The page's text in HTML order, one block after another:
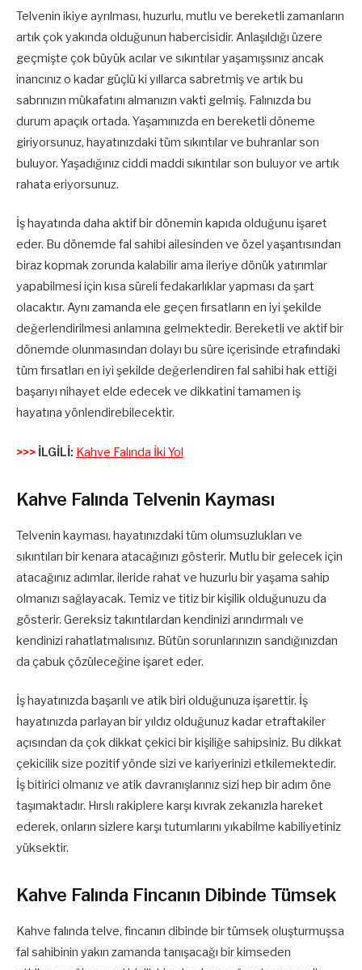
Telvenin ikiye ayrılması, huzurlu, mutlu ve bereketli zamanların
artık çok yakında olduğunun habercisidir. Anlaşıldığı üzere
geçmişte çok büyük acılar ve sıkıntılar yaşamışsınız ancak
inancınız o kadar güçlü ki yıllarca sabretmiş ve artık bu
sabrınızın mükafatını almanızın vakti gelmiş. Falınızda bu
durum apaçık ortada. Yaşamınızda en bereketli döneme
giriyorsunuz, hayatınızdaki tüm sıkıntılar ve buhranlar son
buluyor. Yaşadığınız ciddi maddi sıkıntılar son buluyor ve artık
rahata eriyorsunuz.
İş hayatında daha aktif bir dönemin kapıda olduğunu işaret
eder. Bu dönemde fal sahibi ailesinden ve özel yaşantısından
biraz kopmak zorunda kalabilir ama ileriye dönük yatırımlar
yapabilmesi için kısa süreli fedakarlıklar yapması da şart
olacaktır. Aynı zamanda ele geçen fırsatların en iyi şekilde
değerlendirilmesi anlamına gelmektedir. Bereketli ve aktif bir
dönemde olunmasından dolayı bu süre içerisinde etrafındaki
tüm fırsatları en iyi şekilde değerlendiren fal sahibi hak ettiği
başarıyı nihayet elde edecek ve dikkatini tamamen iş
hayatına yönlendirebilecektir.
>>> İLGİLİ: Kahve Falında İki Yol
Kahve Falında Telvenin Kayması
Telvenin kayması, hayatınızdaki tüm olumsuzlukları ve
sıkıntıları bir kenara atacağınızı gösterir. Mutlu bir gelecek için
atacağınız adımlar, ileride rahat ve huzurlu bir yaşama sahip
olmanızı sağlayacak. Temiz ve titiz bir kişilik olduğunuzu da
gösterir. Gereksiz takıntılardan kendinizi arındırmalı ve
kendinizi rahatlatmalısınız. Bütün sorunlarınızın sandığınızdan
da çabuk çözüleceğine işaret eder.
İş hayatınızda başarılı ve atik biri olduğunuza işarettir. İş
hayatınızda parlayan bir yıldız olduğunuz kadar etraftakiler
açısından da çok dikkat çekici bir kişiliğe sahipsiniz. Bu dikkat
çekicilik size pozitif yönde sizi ve kariyerinizi etkilemektedir.
İş bitirici olmanız ve atik davranışlarınız sizi hep bir adım öne
taşımaktadır. Hırslı rakiplere karşı kıvrak zekanızla hareket
ederek, onların sizlere karşı tutumlarını yıkabilme kabiliyetiniz
yüksektir.
Kahve Falında Fincanın Dibinde Tümsek
Kahve falında telve, fincanın dibinde bir tümsek oluşturmuşsa
fal sahibinin yakın zamanda tanışacağı bir kimseden